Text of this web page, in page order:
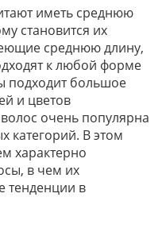
иметь среднюю
становится их
среднюю длину,
к любой форме
подходит большое
и цветов
очень популярна
категорий. В этом
характерно
в чем их
тенденции в